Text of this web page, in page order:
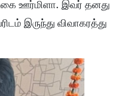
ஊர்மிளா. இவர் தனது
இருந்து விவாகரத்து